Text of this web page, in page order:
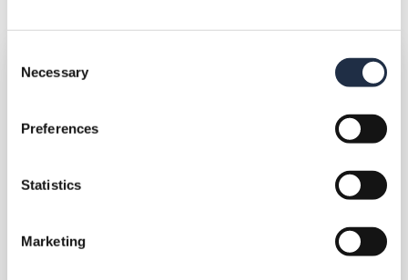
Selection
Necessary
Preferences
Statistics
Marketing
FORT BOYARD